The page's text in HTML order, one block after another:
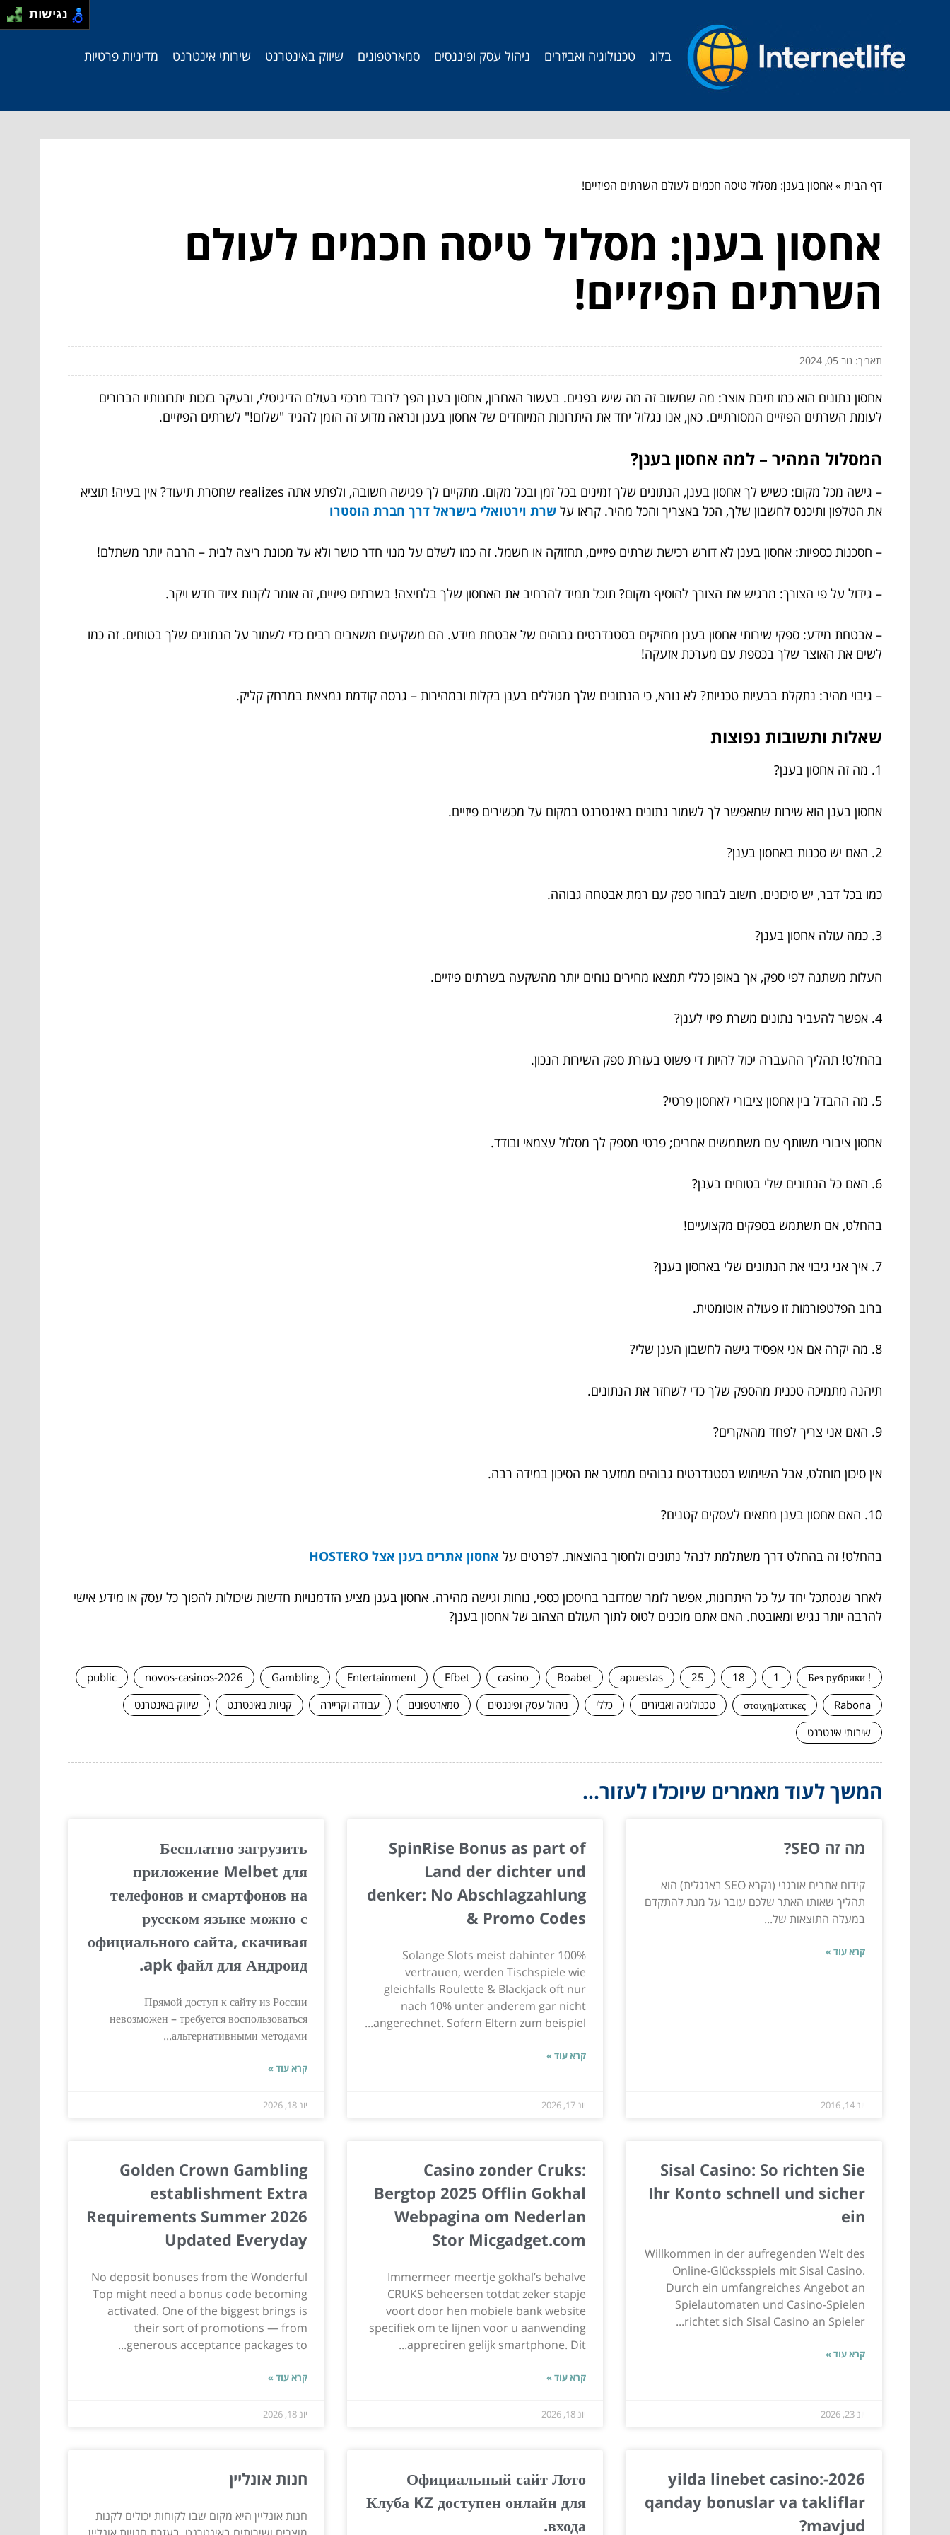
בלוג טכנולוגיה ואביזרים ניהול עסק ופיננסים סמארטפונים שיווק באינטרנט שירותי אינטרנט מדיניות פרטיות
דף הבית»אחסון בענן: מסלול טיסה חכמים לעולם השרתים הפיזיים!
אחסון בענן: מסלול טיסה חכמים לעולם
השרתים הפיזיים!
תאריך: נוב 05, 2024
אחסון נתונים הוא כמו תיבת אוצר: מה שחשוב זה מה שיש בפנים. בעשור האחרון, אחסון בענן הפך לרובד מרכזי בעולם הדיגיטלי, ובעיקר בזכות יתרונותיו הברורים
לעומת השרתים הפיזיים המסורתיים. כאן, אנו נגלול יחד את היתרונות המיוחדים של אחסון בענן ונראה מדוע זה הזמן להגיד "שלום!" לשרתים הפיזיים.
המסלול המהיר – למה אחסון בענן?
– גישה מכל מקום: כשיש לך אחסון בענן, הנתונים שלך זמינים בכל זמן ובכל מקום. מתקיים לך פגישה חשובה, ולפתע אתה realizes שחסרת תיעוד? אין בעיה! תוציא
את הטלפון ותיכנס לחשבון שלך, הכל באצריך והכל מהיר. קראו על שרת וירטואלי בישראל דרך חברת הוסטרו
– חסכנות כספיות: אחסון בענן לא דורש רכישת שרתים פיזיים, תחזוקה או חשמל. זה כמו לשלם על מנוי חדר כושר ולא על מכונת ריצה לבית – הרבה יותר משתלם!
– גידול על פי הצורך: מרגיש את הצורך להוסיף מקום? תוכל תמיד להרחיב את האחסון שלך בלחיצה! בשרתים פיזיים, זה אומר לקנות ציוד חדש ויקר.
– אבטחת מידע: ספקי שירותי אחסון בענן מחזיקים בסטנדרטים גבוהים של אבטחת מידע. הם משקיעים משאבים רבים כדי לשמור על הנתונים שלך בטוחים. זה כמו
לשים את האוצר שלך בכספת עם מערכת אזעקה!
– גיבוי מהיר: נתקלת בבעיות טכניות? לא נורא, כי הנתונים שלך מגוללים בענן בקלות ובמהירות – גרסה קודמת נמצאת במרחק קליק.
שאלות ותשובות נפוצות
1. מה זה אחסון בענן?
אחסון בענן הוא שירות שמאפשר לך לשמור נתונים באינטרנט במקום על מכשירים פיזיים.
2. האם יש סכנות באחסון בענן?
כמו בכל דבר, יש סיכונים. חשוב לבחור ספק עם רמת אבטחה גבוהה.
3. כמה עולה אחסון בענן?
העלות משתנה לפי ספק, אך באופן כללי תמצאו מחירים נוחים יותר מהשקעה בשרתים פיזיים.
4. אפשר להעביר נתונים משרת פיזי לענן?
בהחלט! תהליך ההעברה יכול להיות די פשוט בעזרת ספק השירות הנכון.
5. מה ההבדל בין אחסון ציבורי לאחסון פרטי?
אחסון ציבורי משותף עם משתמשים אחרים; פרטי מספק לך מסלול עצמאי ובודד.
6. האם כל הנתונים שלי בטוחים בענן?
בהחלט, אם תשתמש בספקים מקצועיים!
7. איך אני גיבוי את הנתונים שלי באחסון בענן?
ברוב הפלטפורמות זו פעולה אוטומטית.
8. מה יקרה אם אני אפסיד גישה לחשבון הענן שלי?
תיהנה מתמיכה טכנית מהספק שלך כדי לשחזר את הנתונים.
9. האם אני צריך לפחד מהאקרים?
אין סיכון מוחלט, אבל השימוש בסטנדרטים גבוהים ממזער את הסיכון במידה רבה.
10. האם אחסון בענן מתאים לעסקים קטנים?
בהחלט! זה בהחלט דרך משתלמת לנהל נתונים ולחסוך בהוצאות. לפרטים על אחסון אתרים בענן אצל HOSTERO
לאחר שנסתכל יחד על כל היתרונות, אפשר לומר שמדובר בחיסכון כספי, נוחות וגישה מהירה. אחסון בענן מציע הזדמנויות חדשות שיכולות להפוך כל עסק או מידע אישי
להרבה יותר נגיש ומאובטח. האם אתם מוכנים לטוס לתוך העולם הצהוב של אחסון בענן?
! Без рубрики
1
18
25
apuestas
Boabet
casino
Efbet
Entertainment
Gambling
novos-casinos-2026
public
Rabona
στοιχηματικες טכנולוגיה ואביזרים כללי ניהול עסק ופיננסים סמארטפונים עבודה וקריירה קניות באינטרנט
שיווק באינטרנט
שירותי אינטרנט
המשך לעוד מאמרים שיוכלו לעזור...
מה זה SEO?
קידום אתרים אורגני (נקרא SEO באנגלית) הוא
תהליך שאותו האתר שלכם עובר על מנת להתקדם
במעלה התוצאות של...
קרא עוד »
יונ 14, 2016
SpinRise Bonus as part of
Land der dichter und
denker: No Abschlagzahlung
& Promo Codes
Solange Slots meist dahinter 100%
vertrauen, werden Tischspiele wie
gleichfalls Roulette & Blackjack oft nur
nach 10% unter anderem gar nicht
angerechnet. Sofern Eltern zum beispiel...
קרא עוד »
יונ 17, 2026
Бесплатно загрузить
приложение Melbet для
телефонов и смартфонов на
русском языке можно с
официального сайта, скачивая
apk файл для Андроид.
Прямой доступ к сайту из России
невозможен – требуется воспользоваться
альтернативными методами...
קרא עוד »
יונ 18, 2026
Sisal Casino: So richten Sie
Ihr Konto schnell und sicher
ein
Willkommen in der aufregenden Welt des
Online-Glücksspiels mit Sisal Casino.
Durch ein umfangreiches Angebot an
Spielautomaten und Casino-Spielen
richtet sich Sisal Casino an Spieler...
קרא עוד »
יונ 23, 2026
Casino zonder Cruks:
Bergtop 2025 Offlin Gokhal
Webpagina om Nederlan
Stor Micgadget.com
Immermeer meertje gokhal’s behalve
CRUKS beheersen totdat zeker stapje
voort door hen mobiele bank website
specifiek om te lijnen voor u aanwending
appreciren gelijk smartphone. Dit...
קרא עוד »
יונ 18, 2026
Golden Crown Gambling
establishment Extra
Requirements Summer 2026
Updated Everyday
No deposit bonuses from the Wonderful
Top might need a bonus code becoming
activated. One of the biggest brings is
their sort of promotions — from
generous acceptance packages to...
קרא עוד »
יונ 18, 2026
2026-yilda linebet casino:
qanday bonuslar va takliflar
mavjud?
Официальный сайт Лото
Клуба KZ доступен онлайн для
входа.
חנות אונליין
חנות אונליין היא מקום שבו לקוחות יכולים לקנות
נגישות